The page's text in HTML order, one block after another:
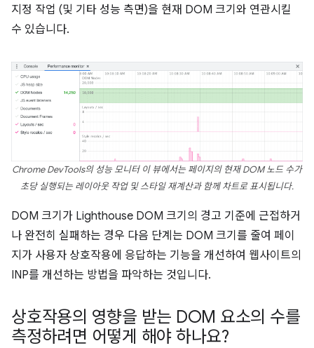
지정 작업 (및 기타 성능 측면)을 현재 DOM 크기와 연관시킬
수 있습니다.
Chrome DevTools의 성능 모니터 이 뷰에서는 페이지의 현재 DOM 노드 수가
초당 실행되는 레이아웃 작업 및 스타일 재계산과 함께 차트로 표시됩니다.
DOM 크기가 Lighthouse DOM 크기의 경고 기준에 근접하거
나 완전히 실패하는 경우 다음 단계는 DOM 크기를 줄여 페이
지가 사용자 상호작용에 응답하는 기능을 개선하여 웹사이트의
INP를 개선하는 방법을 파악하는 것입니다.
상호작용의 영향을 받는 DOM 요소의 수를
측정하려면 어떻게 해야 하나요?